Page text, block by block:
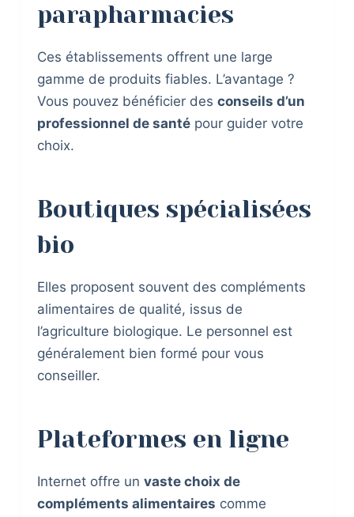
parapharmacies
Ces établissements offrent une large
gamme de produits fiables. L’avantage ?
Vous pouvez bénéficier des conseils d’un
professionnel de santépour guider votre
choix.
Boutiques spécialisées
bio
Elles proposent souvent des compléments
alimentaires de qualité, issus de
l’agriculture biologique. Le personnel est
généralement bien formé pour vous
conseiller.
Plateformes en ligne
Internet offre un vaste choix de
compléments alimentaires comme